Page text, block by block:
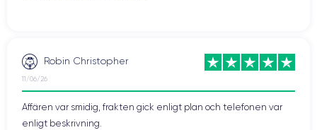
Robin Christopher
11/06/26
Affären var smidig, frakten gick enligt plan och telefonen var
enligt beskrivning.